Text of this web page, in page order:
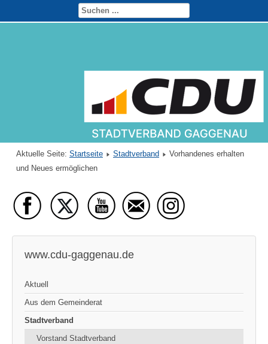
Aktuelle Seite: Startseite Stadtverband
Vorhandenes erhalten
und Neues ermöglichen
www.cdu-gaggenau.de
Aktuell
Aus dem Gemeinderat
Stadtverband
Vorstand Stadtverband